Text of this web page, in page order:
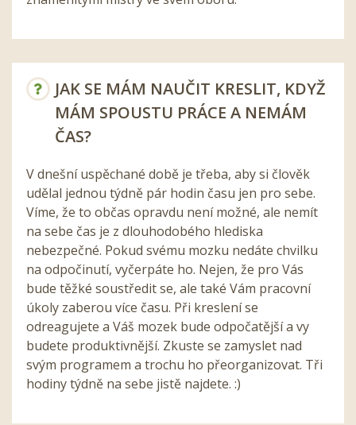
JAK SE MÁM NAUČIT KRESLIT, KDYŽ
MÁM SPOUSTU PRÁCE A NEMÁM
ČAS?
V dnešní uspěchané době je třeba, aby si člověk
udělal jednou týdně pár hodin času jen pro sebe.
Víme, že to občas opravdu není možné, ale nemít
na sebe čas je z dlouhodobého hlediska
nebezpečné. Pokud svému mozku nedáte chvilku
na odpočinutí, vyčerpáte ho. Nejen, že pro Vás
bude těžké soustředit se, ale také Vám pracovní
úkoly zaberou více času. Při kreslení se
odreagujete a Váš mozek bude odpočatější a vy
budete produktivnější. Zkuste se zamyslet nad
svým programem a trochu ho přeorganizovat. Tři
hodiny týdně na sebe jistě najdete. :)